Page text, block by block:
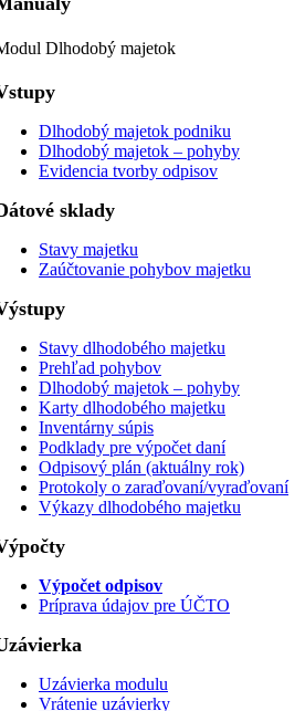
Dlhodobý majetok
Dlhodobý majetok podniku
Dlhodobý majetok – pohyby
Evidencia tvorby odpisov
sklady
Stavy majetku
Zaúčtovanie pohybov majetku
Stavy dlhodobého majetku
Prehľad pohybov
Dlhodobý majetok – pohyby
Karty dlhodobého majetku
Inventárny súpis
Podklady pre výpočet daní
Odpisový plán (aktuálny rok)
Protokoly o zaraďovaní/vyraďovaní
Výkazy dlhodobého majetku
Výpočet odpisov
Príprava údajov pre ÚČTO
Uzávierka modulu
Vrátenie uzávierky